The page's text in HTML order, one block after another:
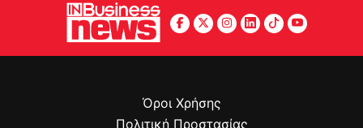
Όροι Χρήσης
Πολιτική Προστασίας